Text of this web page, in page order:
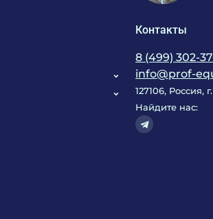
Контакты
8 (499) 302-
info@prof-
127106, Россия,
Найдите нас: